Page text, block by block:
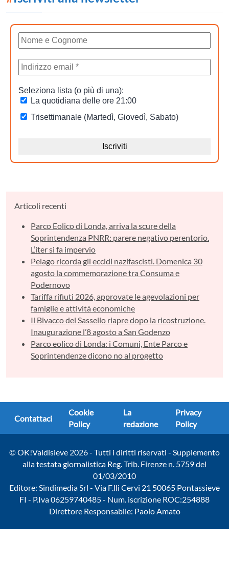
Articoli recenti
Parco Eolico di Londa, arriva la scure della
Soprintendenza PNRR: parere negativo perentorio.
L’iter si fa impervio
Pelago ricorda gli eccidi nazifascisti. Domenica 30
agosto la commemorazione tra Consuma e
Podernovo
Tariffa rifiuti 2026, approvate le agevolazioni per
famiglie e attività economiche
Il Bivacco del Sassello riapre dopo la ricostruzione.
Inaugurazione l’8 agosto a San Godenzo
Parco eolico di Londa: i Comuni, Ente Parco e
Soprintendenze dicono no al progetto
Contattaci
Cookie
Policy
La
redazione
Privacy
Policy
© OK!Valdisieve 2026 - Tutti i diritti riservati - Supplemento
alla testata giornalistica Reg. Trib. Firenze n. 5759 del
01/03/2010
Editore: Sindimedia Srl - Via F.lli Cervi 21 50065 Pontassieve
FI - P.Iva 06259740485 - Num. iscrizione ROC:254888
Direttore Responsabile: Paolo Amato